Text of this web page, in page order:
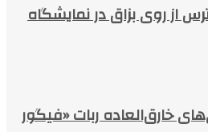
از روی بزاق در نمایشگاه
خارق‌العاده ربات «فیگور